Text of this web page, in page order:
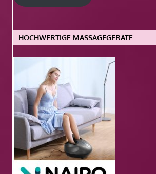
HOCHWERTIGE MASSAGEGERÄTE